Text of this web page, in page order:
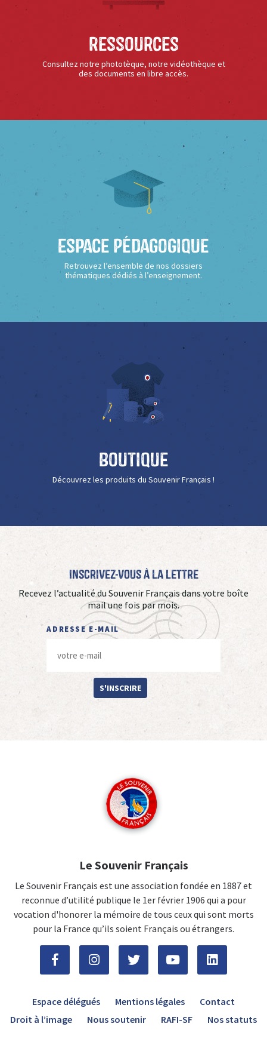
Ressources
Consultez notre phototèque, notre vidéothèque et
des documents en libre accès.
Espace Pédagogique
Retrouvez l’ensemble de nos dossiers
thématiques dédiés à l’enseignement.
Boutique
Découvrez les produits du Souvenir Français !
Inscrivez-vous à La Lettre
Recevez l’actualité du Souvenir Français dans votre boîte
mail une fois par mois.
ADRESSE E-MAIL
S'INSCRIRE
Le Souvenir Français
Le Souvenir Français est une association fondée en 1887 et
reconnue d’utilité publique le 1er février 1906 qui a pour
vocation d'honorer la mémoire de tous ceux qui sont morts
pour la France qu’ils soient Français ou étrangers.
Espace délégués Mentions légales
Contact
Droit à l’image
Nous soutenir RAFI-SF Nos statuts